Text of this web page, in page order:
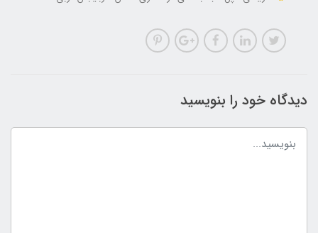
دیدگاه خود را بنویسید